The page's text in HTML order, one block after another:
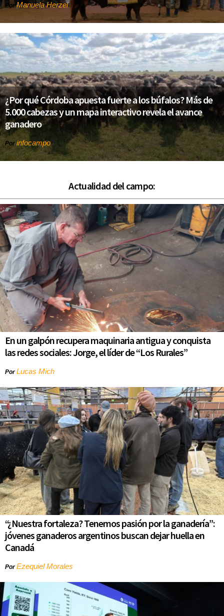
PorManuela Herzel
¿Por qué Córdoba apuesta fuerte a los búfalos? Más de
5.000 cabezas y un mapa interactivo revela el avance
ganadero
Por infocampo
Actualidad del campo:
En un galpón recupera maquinaria antigua y conquista
las redes sociales: Jorge, el líder de “Los Rurales”
PorLucas Mich
“¿Nuestra fortaleza? Tenemos pasión por la ganadería”:
jóvenes ganaderos argentinos buscan dejar huella en
Canadá
PorEzequiel Morales